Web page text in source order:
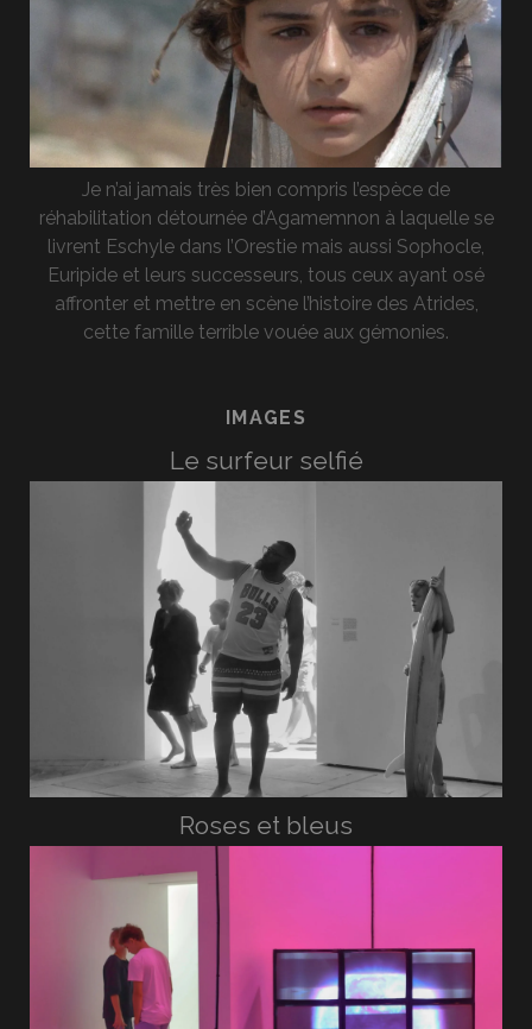
Je n’ai jamais très bien compris l’espèce de
réhabilitation détournée d’Agamemnon à laquelle se
livrent Eschyle dans l’Orestie mais aussi Sophocle,
Euripide et leurs successeurs, tous ceux ayant osé
affronter et mettre en scène l’histoire des Atrides,
cette famille terrible vouée aux gémonies.
IMAGES
Le surfeur selfié
Roses et bleus